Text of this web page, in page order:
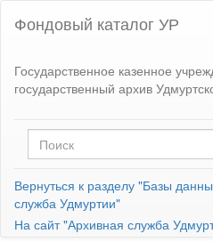
Фондовый каталог УР
Государственное казенное
государственный архив
Вернуться к разделу "Базы
служба Удмуртии"
На сайт "Архивная служба